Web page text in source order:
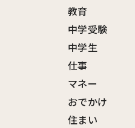
教育
中学受験
中学生
仕事
マネー
おでかけ
住まい